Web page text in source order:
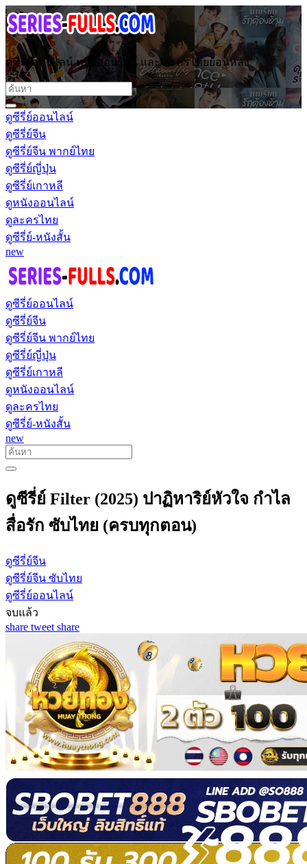
ดูซีรี่ย์ออนไลน์ หนังออนไลน์ และ ละครไทยย้อนหลัง
ดูซีรี่ย์ออนไลน์
ดูซีรี่ย์จีน
ดูซีรี่ย์จีน พากย์ไทย
ดูซีรี่ย์ญี่ปุ่น
ดูซีรี่ย์เกาหลี
ดูหนังออนไลน์
ดูละครไทย
ดูซีรี่ย์-หนังสั้น
new
ดูซีรี่ย์ออนไลน์
ดูซีรี่ย์จีน
ดูซีรี่ย์จีน พากย์ไทย
ดูซีรี่ย์ญี่ปุ่น
ดูซีรี่ย์เกาหลี
ดูหนังออนไลน์
ดูละครไทย
ดูซีรี่ย์-หนังสั้น
new
ดูซีรี่ย์ Filter (2025) ปาฏิหาริย์หัวใจ กําไล
สื่อรัก ซับไทย (ครบทุกตอน)
ดูซีรี่ย์จีน
ดูซีรี่ย์จีน ซับไทย
ดูซีรี่ย์ออนไลน์
จบแล้ว
share tweet share